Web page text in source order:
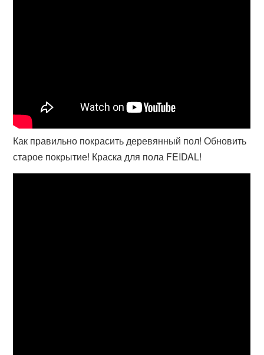
Как правильно покрасить деревянный пол! Обновить
старое покрытие! Краска для пола FEIDAL!